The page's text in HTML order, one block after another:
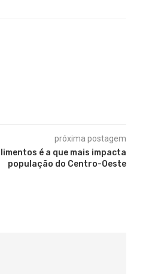
próxima postagem
é a que mais impacta
população do Centro-Oeste